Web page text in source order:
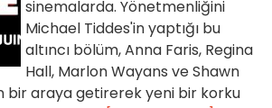
sinemalarda. Yönetmenliğini
Michael Tiddes'in yaptığı bu
altıncı bölüm, Anna Faris, Regina
Hall, Marlon Wayans ve Shawn
bir araya getirerek yeni bir korku